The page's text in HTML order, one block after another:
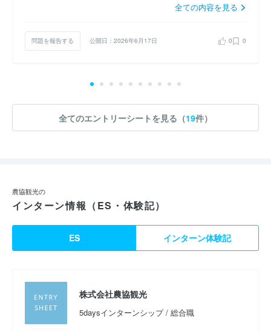
全ての内容を見る
問題を報告する 公開日：2026年6月17日 0 0
全てのエントリーシートを見る（19件）
農協観光の
インターン情報（ES・体験記）
ES インターン体験記
株式会社農協観光
5daysインターンシップ / 総合職